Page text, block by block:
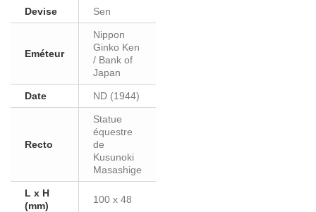
Devise Sen
Eméteur
Nippon
Ginko Ken
/ Bank of
Japan
Date ND (1944)
Recto
Statue
équestre
de
Kusunoki
Masashige
L x H
(mm)
100 x 48